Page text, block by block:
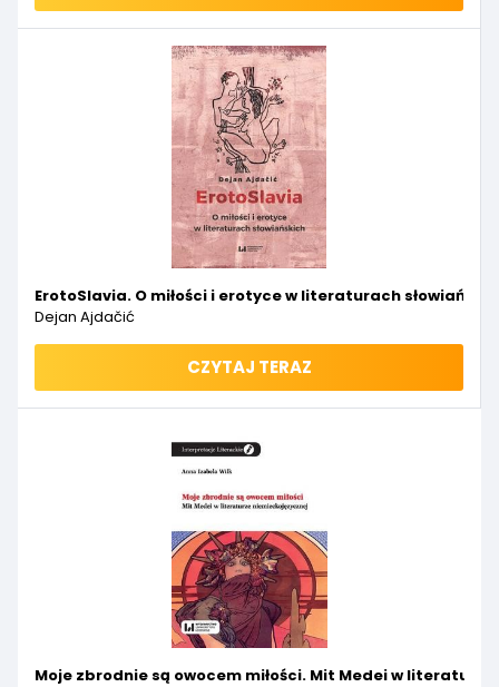
ErotoSlavia. O miłości i erotyce w literaturach
Dejan Ajdačić
CZYTAJ TERAZ
Moje zbrodnie są owocem miłości. Mit Medei w